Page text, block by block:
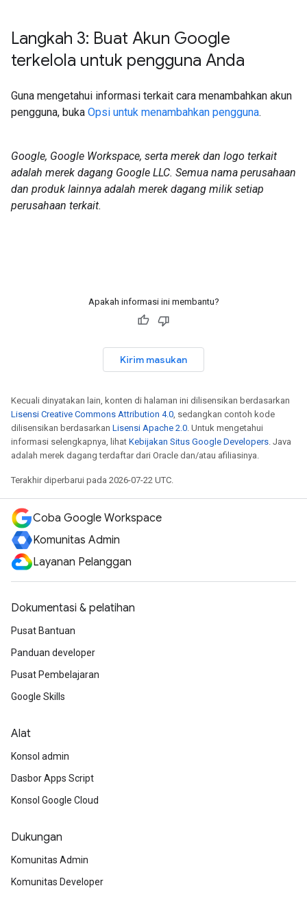
Langkah 3: Buat Akun Google
terkelola untuk pengguna Anda
Guna mengetahui informasi terkait cara menambahkan akun
pengguna, buka Opsi untuk menambahkan pengguna.
Google, Google Workspace, serta merek dan logo terkait
adalah merek dagang Google LLC. Semua nama perusahaan
dan produk lainnya adalah merek dagang milik setiap
perusahaan terkait.
Apakah informasi ini membantu?
Kirim masukan
Kecuali dinyatakan lain, konten di halaman ini dilisensikan berdasarkan
Lisensi Creative Commons Attribution 4.0, sedangkan contoh kode
dilisensikan berdasarkan Lisensi Apache 2.0. Untuk mengetahui
informasi selengkapnya, lihat Kebijakan Situs Google Developers. Java
adalah merek dagang terdaftar dari Oracle dan/atau afiliasinya.
Terakhir diperbarui pada 2026-07-22 UTC.
Coba Google Workspace
Komunitas Admin
Layanan Pelanggan
Dokumentasi & pelatihan
Pusat Bantuan
Panduan developer
Pusat Pembelajaran
Google Skills
Alat
Konsol admin
Dasbor Apps Script
Konsol Google Cloud
Dukungan
Komunitas Admin
Komunitas Developer